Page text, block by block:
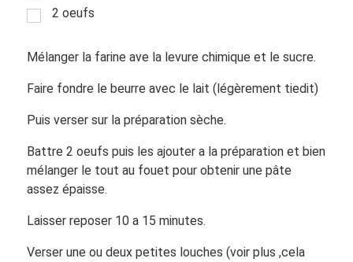
2 oeufs
Mélanger la farine ave la levure chimique et le sucre.
Faire fondre le beurre avec le lait (légèrement tiedit)
Puis verser sur la préparation sèche.
Battre 2 oeufs puis les ajouter a la préparation et bien
mélanger le tout au fouet pour obtenir une pâte
assez épaisse.
Laisser reposer 10 a 15 minutes.
Verser une ou deux petites louches (voir plus ,cela